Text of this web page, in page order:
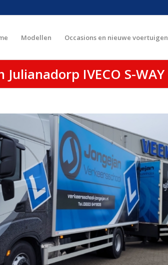
Modellen Occasions en nieuwe voertuigen
IVECO S-WAY